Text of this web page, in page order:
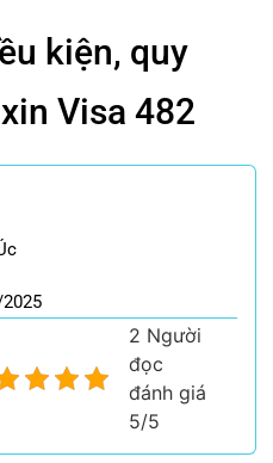
kiện, quy
Visa 482
2 Người
đọc
đánh giá
5/5